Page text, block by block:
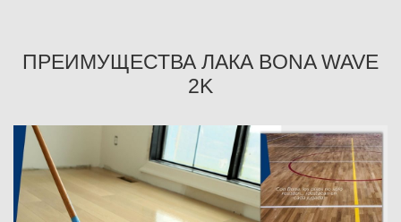
ПРЕИМУЩЕСТВА ЛАКА BONA WAVE
2K